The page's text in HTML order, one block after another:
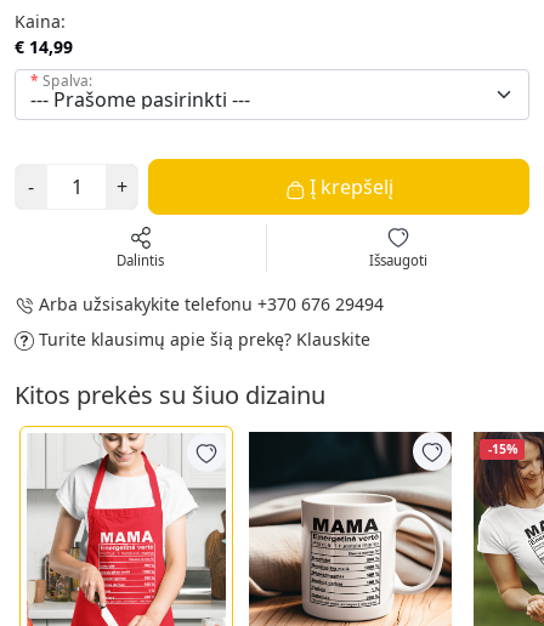
Kaina:
€ 14,99
Spalva:
- + Į krepšelį
Dalintis Išsaugoti
Arba užsisakykite telefonu +370 676 29494
Turite klausimų apie šią prekę? Klauskite
Kitos prekės su šiuo dizainu
-15%